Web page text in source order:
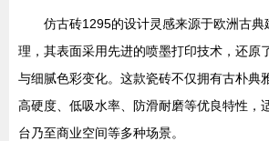
仿古砖1295的设计灵感来源于欧洲古典
理，其表面采用先进的喷墨打印技术，还原
与细腻色彩变化。这款瓷砖不仅拥有古朴典
高硬度、低吸水率、防滑耐磨等优良特性，
台乃至商业空间等多种场景。